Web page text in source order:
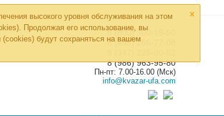
×
высокого уровня обслуживания на этом
Продолжая его использование, вы
(cookies) будут сохраняться на вашем
8 (800) 700-19-50
8 (495) 255-77-08
8 (986) 963-95-80
Пн-пт: 7.00-16.00 (Мск)
info@kvazar-ufa.com